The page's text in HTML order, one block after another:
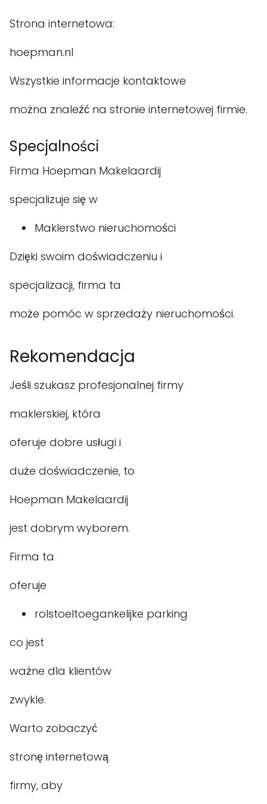
Strona internetowa:
hoepman.nl
Wszystkie informacje kontaktowe
można znaleźć na stronie internetowej firmie.
Specjalności
Firma Hoepman Makelaardij
specjalizuje się w
Maklerstwo nieruchomości
Dzięki swoim doświadczeniu i
specjalizacji, firma ta
może pomóc w sprzedaży nieruchomości.
Rekomendacja
Jeśli szukasz profesjonalnej firmy
maklerskiej, która
oferuje dobre usługi i
duże doświadczenie, to
Hoepman Makelaardij
jest dobrym wyborem.
Firma ta
oferuje
rolstoeltoegankelijke parking
co jest
ważne dla klientów
zwykle.
Warto zobaczyć
stronę internetową
firmy, aby